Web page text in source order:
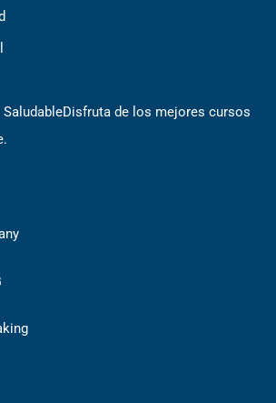
Disfruta de los mejores cursos